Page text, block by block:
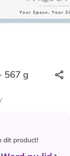
567 g
dit product!